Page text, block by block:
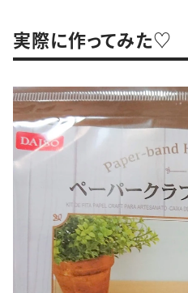
実際に作ってみた♡